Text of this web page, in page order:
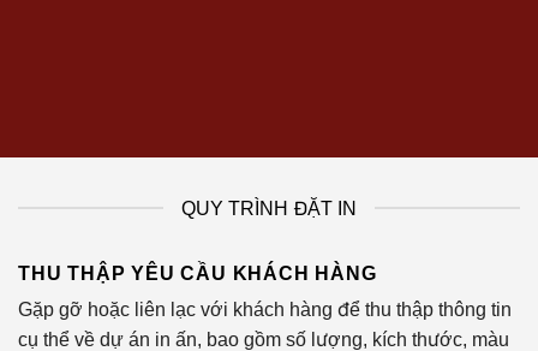
QUY TRÌNH ĐẶT IN
THU THẬP YÊU CẦU KHÁCH HÀNG
Gặp gỡ hoặc liên lạc với khách hàng để thu thập thông tin
cụ thể về dự án in ấn, bao gồm số lượng, kích thước, màu